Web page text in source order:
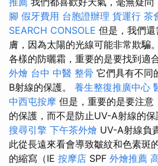
腳 假牙費用 台胞證辦理 貨運行 茶
SEARCH CONSOLE 但是，我們
膚，因為太陽的光線可能非常欺騙
各樣的防曬霜，重要的是要找到適
外燴 台中 中醫 整骨 它們具有不同
B射線的保護。 養生整復推廣中心
中西屯按摩 但是，重要的是要注意
的保護，而不是防止UV-A射線的保
搜尋引擎 下午茶外燴 UV-A射線負
此從長遠來看會導致皺紋和色素斑
的縮寫（IE 按摩店 SPF 外燴推薦